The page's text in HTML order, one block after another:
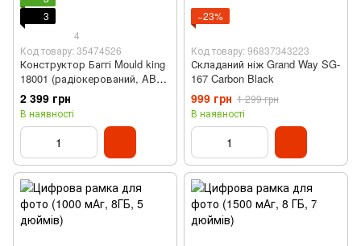
3
4
Код товару: 35474526
Конструктор Баггі Mould king
18001 (радіокерований, ABS,
409 деталі)
2 399 грн
В наявності
−23%
Код товару: 96837343223
Складаний ніж Grand Way SG-
167 Carbon Black
999 грн 1 299 грн
В наявності